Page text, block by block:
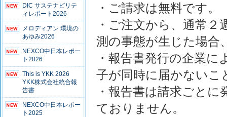
DIC サステナビリテ
ィレポート2026
メロディアン 環境の
あゆみ2026
NEXCO中日本レポー
ト2026
This is YKK 2026
YKK株式会社統合報
告書
NEXCO中日本レポー
ト2025
・ご請求は無料です。
・ご注文から、通常
測の事態が生じた場合
・報告書発行の企業
子が同時に届かないこ
・報告書は請求ごと
ておりません。